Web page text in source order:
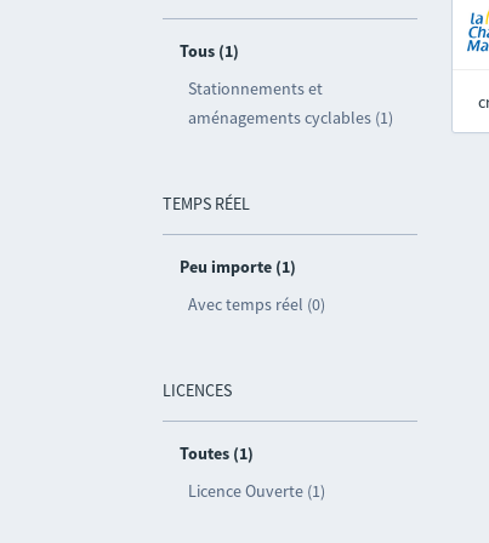
Tous (1)
Stationnements et
aménagements cyclables (1)
TEMPS RÉEL
Peu importe (1)
Avec temps réel (0)
LICENCES
Toutes (1)
Licence Ouverte (1)